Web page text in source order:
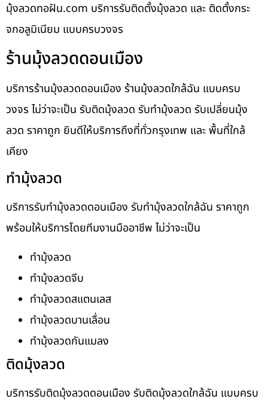
มุ้งลวดทอฝัน.com บริการรับติดตั้งมุ้งลวด และ ติดตั้งกระ
จกอลูมิเนียม แบบครบวงจร
ร้านมุ้งลวดดอนเมือง
บริการร้านมุ้งลวดดอนเมือง ร้านมุ้งลวดใกล้ฉัน แบบครบ
วงจร ไม่ว่าจะเป็น รับติดมุ้งลวด รับทำมุ้งลวด รับเปลี่ยนมุ้ง
ลวด ราคาถูก ยินดีให้บริการถึงที่ทั่วกรุงเทพ และ พื้นที่ใกล้
เคียง
ทำมุ้งลวด
บริการรับทำมุ้งลวดดอนเมือง รับทำมุ้งลวดใกล้ฉัน ราคาถูก
พร้อมให้บริการโดยทีมงานมืออาชีพ ไม่ว่าจะเป็น
ทำมุ้งลวด
ทำมุ้งลวดจีบ
ทำมุ้งลวดสแตนเลส
ทำมุ้งลวดบานเลื่อน
ทำมุ้งลวดกันแมลง
ติดมุ้งลวด
บริการรับติดมุ้งลวดดอนเมือง รับติดมุ้งลวดใกล้ฉัน แบบครบ